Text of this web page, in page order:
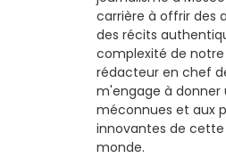
carrière à offrir des
des récits
complexité de
rédacteur en chef de
m'engage à donner
méconnues et aux
innovantes de
monde.